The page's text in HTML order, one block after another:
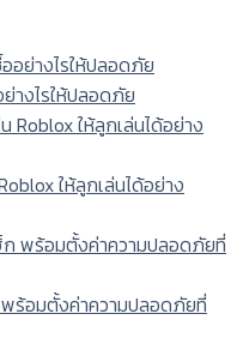
ย่างไรให้ปลอดภัย
ให้ลูกเล่นได้อย่าง
ร้อมตั้งค่าความปลอดภัยที่